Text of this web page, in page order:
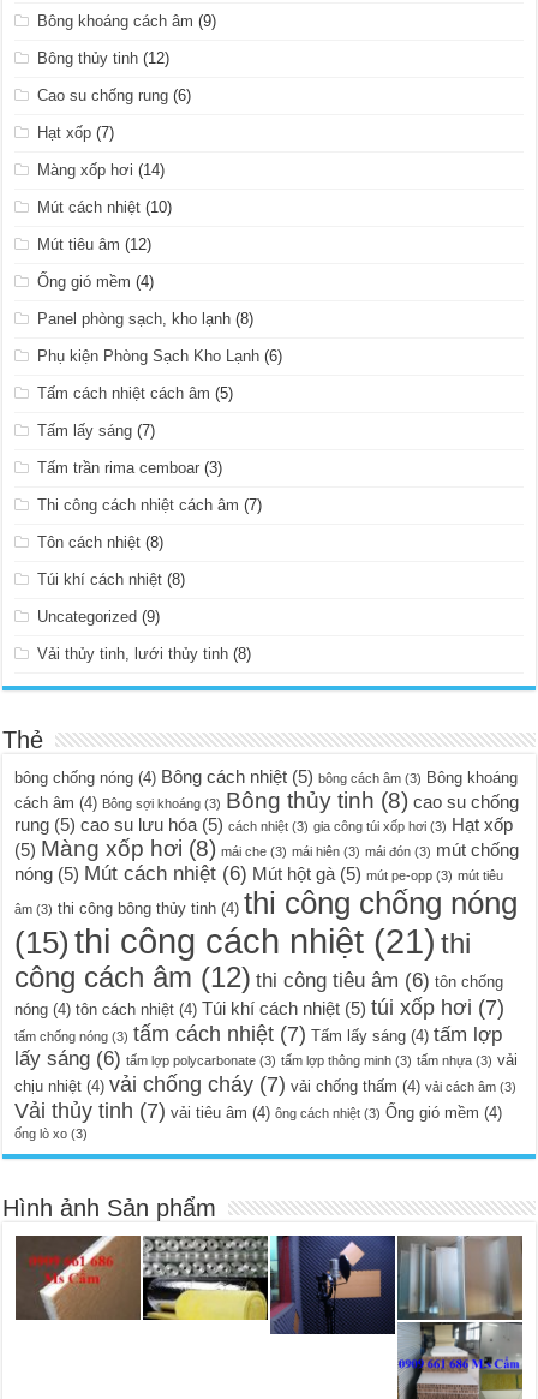
Bông khoáng cách âm (9)
Bông thủy tinh (12)
Cao su chống rung (6)
Hạt xốp (7)
Màng xốp hơi (14)
Mút cách nhiệt (10)
Mút tiêu âm (12)
Ống gió mềm (4)
Panel phòng sạch, kho lạnh (8)
Phụ kiện Phòng Sạch Kho Lạnh (6)
Tấm cách nhiệt cách âm (5)
Tấm lấy sáng (7)
Tấm trần rima cemboar (3)
Thi công cách nhiệt cách âm (7)
Tôn cách nhiệt (8)
Túi khí cách nhiệt (8)
Uncategorized (9)
Vải thủy tinh, lưới thủy tinh (8)
Thẻ
bông chống nóng (4) Bông cách nhiệt (5) bông cách âm (3) Bông khoáng
cách âm (4) Bông sợi khoáng (3) Bông thủy tinh (8) cao su chống
rung (5) cao su lưu hóa (5) cách nhiệt (3) gia công túi xốp hơi (3) Hạt xốp
(5) Màng xốp hơi (8) mái che (3) mái hiên (3) mái đón (3) mút chống
nóng (5) Mút cách nhiệt (6) Mút hột gà (5) mút pe-opp (3) mút tiêu
âm (3) thi công bông thủy tinh (4) thi công chống nóng
(15) thi công cách nhiệt (21) thi
công cách âm (12) thi công tiêu âm (6) tôn chống
nóng (4) tôn cách nhiệt (4) Túi khí cách nhiệt (5) túi xốp hơi (7)
tấm chống nóng (3) tấm cách nhiệt (7) Tấm lấy sáng (4) tấm lợp
lấy sáng (6) tấm lợp polycarbonate (3) tấm lợp thông minh (3) tấm nhựa (3) vải
chịu nhiệt (4) vải chống cháy (7) vải chống thấm (4) vải cách âm (3)
Vải thủy tinh (7) vải tiêu âm (4) ông cách nhiệt (3) Ống gió mềm (4)
ống lò xo (3)
Hình ảnh Sản phẩm